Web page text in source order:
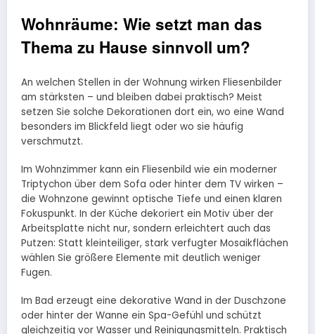
Wohnräume: Wie setzt man das
Thema zu Hause sinnvoll um?
An welchen Stellen in der Wohnung wirken Fliesenbilder
am stärksten – und bleiben dabei praktisch? Meist
setzen Sie solche Dekorationen dort ein, wo eine Wand
besonders im Blickfeld liegt oder wo sie häufig
verschmutzt.
Im Wohnzimmer kann ein Fliesenbild wie ein moderner
Triptychon über dem Sofa oder hinter dem TV wirken –
die Wohnzone gewinnt optische Tiefe und einen klaren
Fokuspunkt. In der Küche dekoriert ein Motiv über der
Arbeitsplatte nicht nur, sondern erleichtert auch das
Putzen: Statt kleinteiliger, stark verfugter Mosaikflächen
wählen Sie größere Elemente mit deutlich weniger
Fugen.
Im Bad erzeugt eine dekorative Wand in der Duschzone
oder hinter der Wanne ein Spa-Gefühl und schützt
gleichzeitig vor Wasser und Reinigungsmitteln. Praktisch